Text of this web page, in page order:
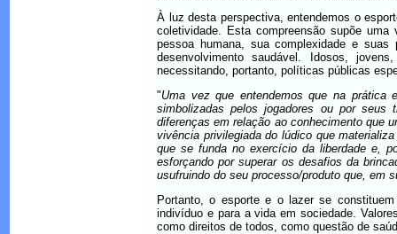
À luz desta perspectiva, entendemos o
coletividade. Esta compreensão supõe
pessoa humana, sua complexidade e
desenvolvimento saudável. Idosos,
necessitando, portanto, políticas públicas
"Uma vez que entendemos que na prática
simbolizadas pelos jogadores ou por seus
diferenças em relação ao conhecimento que
vivência privilegiada do lúdico que
que se funda no exercício da liberdade e,
esforçando por superar os desafios da
usufruindo do seu processo/produto que, em
Portanto, o esporte e o lazer se
indivíduo e para a vida em sociedade.
como direitos de todos, como questão de